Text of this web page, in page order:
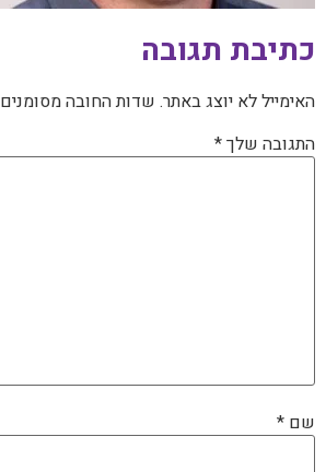
כתיבת תגובה
האימייל לא יוצג באתר. שדות החובה מסומנים
התגובה שלך*
שם *